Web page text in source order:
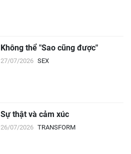
Không thể "Sao cũng được"
27/07/2026 SEX
Sự thật và cảm xúc
26/07/2026 TRANSFORM